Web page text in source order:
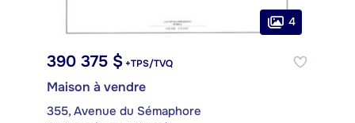
4
390 375 $ +TPS/TVQ
Maison à vendre
355, Avenue du Sémaphore